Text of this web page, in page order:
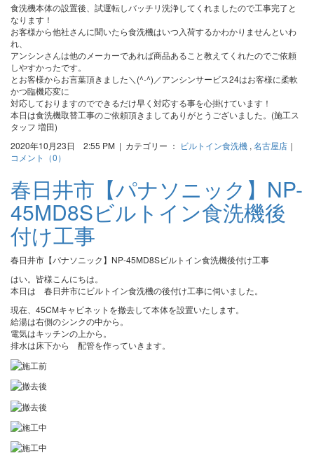
食洗機本体の設置後、試運転しバッチリ洗浄してくれましたので工事完了と
なります！
お客様から他社さんに聞いたら食洗機はいつ入荷するかわかりませんといわ
れ、
アンシンさんは他のメーカーであれば商品あること教えてくれたのでご依頼
しやすかったです。
とお客様からお言葉頂きました＼(^-^)／アンシンサービス24はお客様に柔軟
かつ臨機応変に
対応しておりますのでできるだけ早く対応する事を心掛けています！
本日は食洗機取替工事のご依頼頂きましてありがとうございました。(施工ス
タッフ 増田)
2020年10月23日 2:55 PM | カテゴリー ： ビルトイン食洗機 , 名古屋店 ｜
コメント（0）
春日井市【パナソニック】NP-
45MD8Sビルトイン食洗機後
付け工事
春日井市【パナソニック】NP-45MD8Sビルトイン食洗機後付け工事
はい。皆様こんにちは。
本日は 春日井市にビルトイン食洗機の後付け工事に伺いました。
現在、45CMキャビネットを撤去して本体を設置いたします。
給湯は右側のシンクの中から。
電気はキッチンの上から。
排水は床下から 配管を作っていきます。